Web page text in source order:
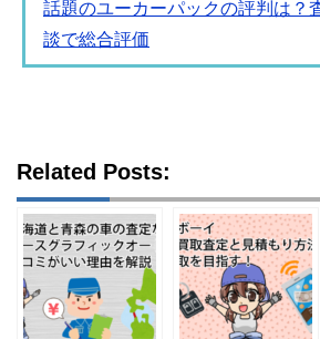
話題のユーカーパックの評判は？
談で総合評価
Related Posts: